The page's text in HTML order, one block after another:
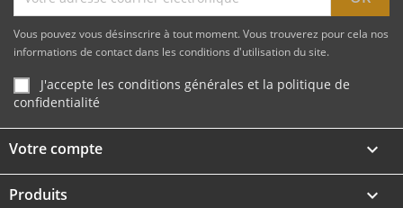
Vous pouvez vous désinscrire à tout moment. Vous trouverez pour cela nos
informations de contact dans les conditions d'utilisation du site.
J'accepte les conditions générales et la politique de
confidentialité
Votre compte 
Produits 